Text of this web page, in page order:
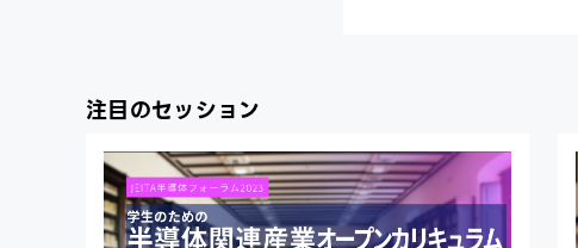
注目のセッション